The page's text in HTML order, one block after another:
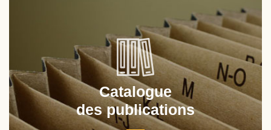
Catalogue
des publications